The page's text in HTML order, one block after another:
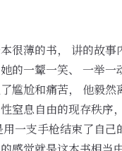
很薄的书， 讲的故
的一颦一笑、 一举
尴尬和痛苦， 他毅然
窒息自由的现存秩
一支手枪结束了自己